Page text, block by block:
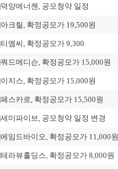
덕양에너젠, 공모청약 일정
아크릴, 확정공모가 19,500원
티엠씨, 확정공모가 9,300
쿼드메디슨, 확정공모가 15,000원
이지스, 확정공모가 15,000원
페스카로, 확정공모가 15,500원
세미파이브, 공모청약 일정 변경
에임드바이오, 확정공모가 11,000원
테라뷰홀딩스, 확정공모가 8,000원